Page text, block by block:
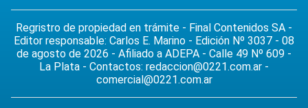
Regristro de propiedad en trámite - Final Contenidos SA -
Editor responsable: Carlos E. Marino - Edición Nº 3037 - 08
de agosto de 2026 - Afiliado a ADEPA - Calle 49 Nº 609 -
La Plata - Contactos: redaccion@0221.com.ar -
comercial@0221.com.ar